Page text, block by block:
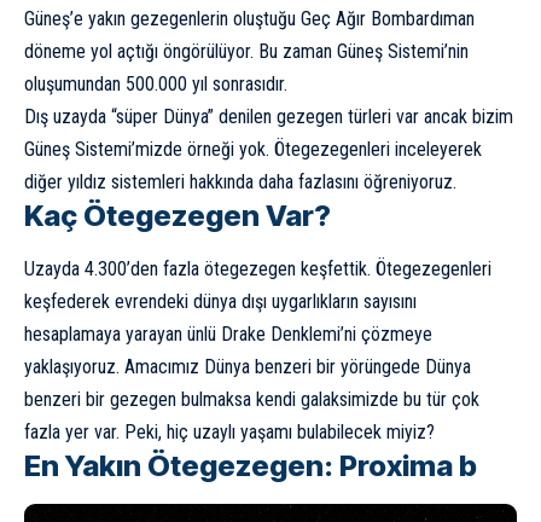
Güneş’e yakın gezegenlerin oluştuğu Geç Ağır Bombardıman
döneme yol açtığı öngörülüyor. Bu zaman Güneş Sistemi’nin
oluşumundan 500.000 yıl sonrasıdır.
Dış uzayda “süper Dünya” denilen gezegen türleri var ancak bizim
Güneş Sistemi’mizde örneği yok. Ötegezegenleri inceleyerek
diğer yıldız sistemleri hakkında daha fazlasını öğreniyoruz.
Kaç Ötegezegen Var?
Uzayda 4.300’den fazla ötegezegen keşfettik. Ötegezegenleri
keşfederek evrendeki dünya dışı uygarlıkların sayısını
hesaplamaya yarayan ünlü Drake Denklemi’ni çözmeye
yaklaşıyoruz. Amacımız Dünya benzeri bir yörüngede Dünya
benzeri bir gezegen bulmaksa kendi galaksimizde bu tür çok
fazla yer var. Peki, hiç uzaylı yaşamı bulabilecek miyiz?
En Yakın Ötegezegen: Proxima b